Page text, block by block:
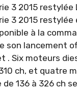
3 2015 restylée
3 2015 restylée
à la
son lancement
. Six moteurs
ch, et quatre
de 136 à 326 ch